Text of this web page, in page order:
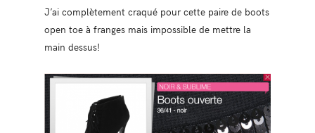
J’ai complètement craqué pour cette paire de boots
open toe à franges mais impossible de mettre la
main dessus!